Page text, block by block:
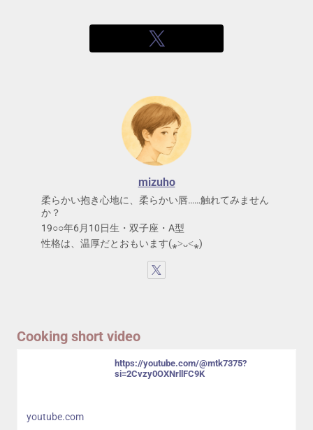
mizuho
柔らかい抱き心地に、柔らかい唇……触れてみません
か？
19○○年6月10日生・双子座・A型
性格は、温厚だとおもいます(⁎˃ᴗ˂⁎)
Cooking short video
https://youtube.com/@mtk7375?
si=2Cvzy0OXNrllFC9K
youtube.com